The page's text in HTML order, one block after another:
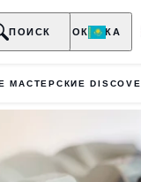
ПОКУПКА
ПОИСК